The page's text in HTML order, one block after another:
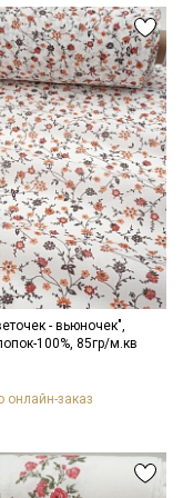
- вьюночек",
100%, 85гр/м.кв
онлайн-заказ
на узкие